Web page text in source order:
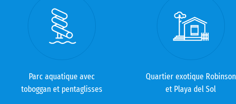
Parc aquatique avec
toboggan et pentaglisses
Quartier exotique Robinson
et Playa del Sol